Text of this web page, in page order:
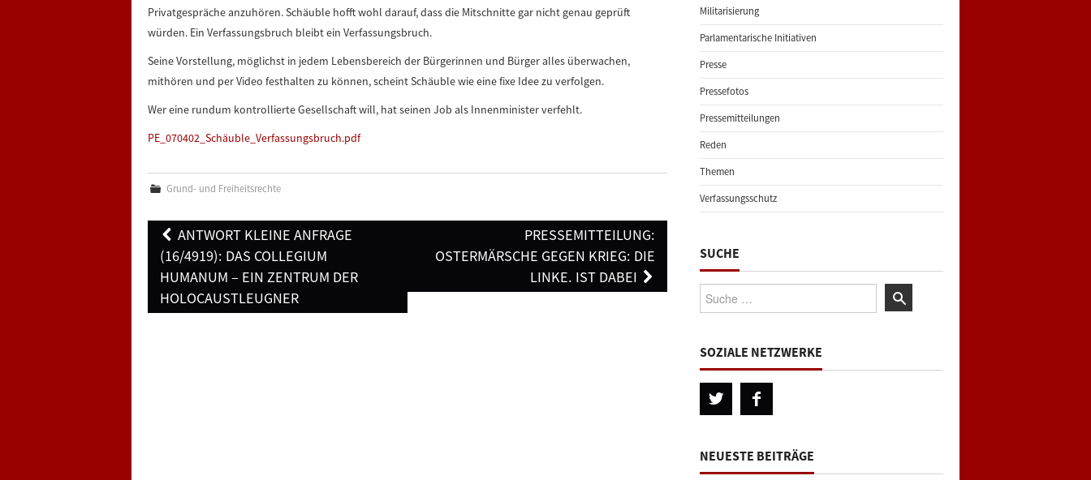
Privatgespräche anzuhören. Schäuble hofft wohl darauf, dass die Mitschnitte gar nicht genau geprüft
würden. Ein Verfassungsbruch bleibt ein Verfassungsbruch.
Seine Vorstellung, möglichst in jedem Lebensbereich der Bürgerinnen und Bürger alles überwachen,
mithören und per Video festhalten zu können, scheint Schäuble wie eine fixe Idee zu verfolgen.
Wer eine rundum kontrollierte Gesellschaft will, hat seinen Job als Innenminister verfehlt.
PE_070402_Schäuble_Verfassungsbruch.pdf
Grund- und Freiheitsrechte
Post
navigation
ANTWORT KLEINE ANFRAGE
(16/4919): DAS COLLEGIUM
HUMANUM – EIN ZENTRUM DER
HOLOCAUSTLEUGNER
PRESSEMITTEILUNG:
OSTERMÄRSCHE GEGEN KRIEG: DIE
LINKE. IST DABEI
Militarisierung
Parlamentarische Initiativen
Presse
Pressefotos
Pressemitteilungen
Reden
Themen
Verfassungsschutz
SUCHE
Suche:
SOZIALE NETZWERKE
NEUESTE BEITRÄGE